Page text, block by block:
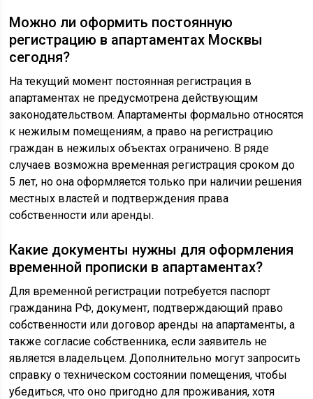
Можно ли оформить постоянную
регистрацию в апартаментах Москвы
сегодня?
На текущий момент постоянная регистрация в
апартаментах не предусмотрена действующим
законодательством. Апартаменты формально относятся
к нежилым помещениям, а право на регистрацию
граждан в нежилых объектах ограничено. В ряде
случаев возможна временная регистрация сроком до
5 лет, но она оформляется только при наличии решения
местных властей и подтверждения права
собственности или аренды.
Какие документы нужны для оформления
временной прописки в апартаментах?
Для временной регистрации потребуется паспорт
гражданина РФ, документ, подтверждающий право
собственности или договор аренды на апартаменты, а
также согласие собственника, если заявитель не
является владельцем. Дополнительно могут запросить
справку о техническом состоянии помещения, чтобы
убедиться, что оно пригодно для проживания, хотя